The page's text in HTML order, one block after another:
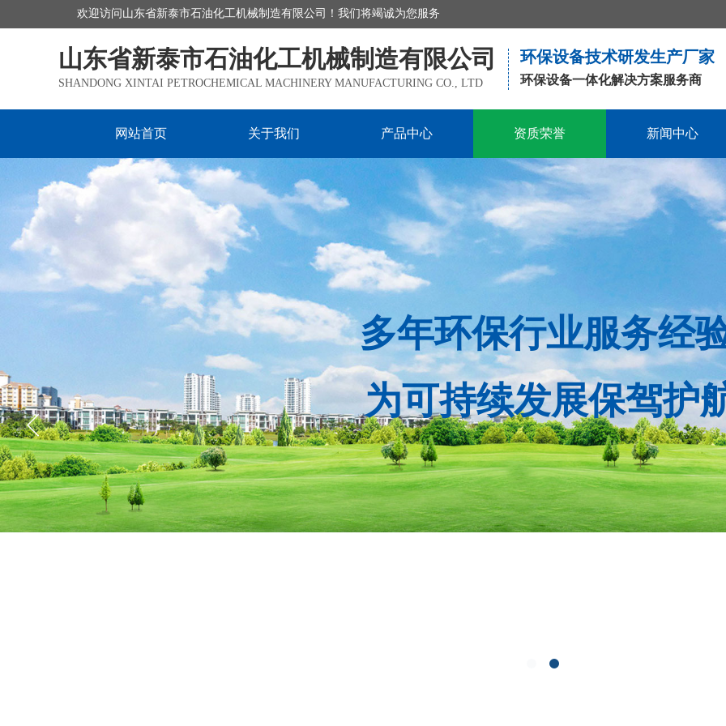
欢迎访问山东省新泰市石油化工机械制造有限公司！我们将竭诚为您服务
山东省新泰市石油化工机械制造有限公司
SHANDONG XINTAI PETROCHEMICAL MACHINERY MANUFACTURING CO., LTD
环保设备技术研发生产厂家
环保设备一体化解决方案服务商
网站首页 关于我们 产品中心 资质荣誉 新闻中心
多年环保行业服务经
为可持续发展保驾护